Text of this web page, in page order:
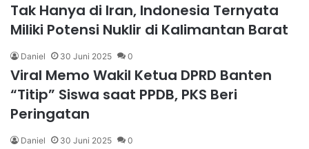
Tak Hanya di Iran, Indonesia Ternyata
Miliki Potensi Nuklir di Kalimantan Barat
Daniel 30 Juni 2025 0
Viral Memo Wakil Ketua DPRD Banten
“Titip” Siswa saat PPDB, PKS Beri
Peringatan
Daniel 30 Juni 2025 0